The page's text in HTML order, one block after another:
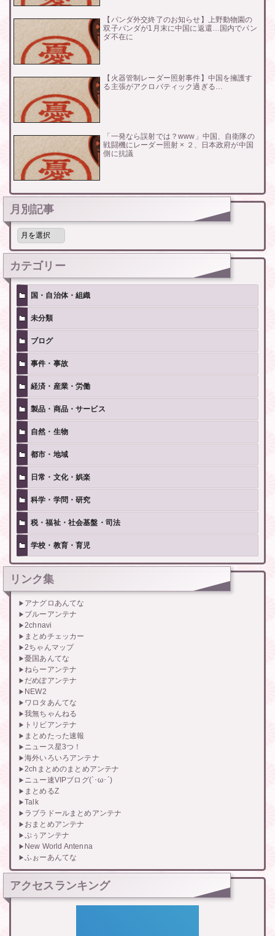
【パンダ外交終了のお知らせ】上野動物園の
双子パンダが1月末に中国に返還…国内でパン
ダ不在に
【火器管制レーダー照射事件】中国を擁護す
る主張がアクロバティック過ぎる…
「一発なら誤射では？www」中国、自衛隊の
戦闘機にレーダー照射 × ２、日本政府が中国
側に抗議
月別記事
月
記
事
カテゴリー
国・自治体・組織
未分類
ブログ
事件・事故
経済・産業・労働
製品・商品・サービス
自然・生物
都市・地域
日常・文化・娯楽
科学・学問・研究
税・福祉・社会基盤・司法
学校・教育・育児
リンク集
アナグロあんてな
ブルーアンテナ
2chnavi
まとめチェッカー
2ちゃんマップ
憂国あんてな
ねらーアンテナ
だめぽアンテナ
NEW2
ワロタあんてな
我無ちゃんねる
トリビアンテナ
まとめたった速報
ニュース星3つ！
海外いろいろアンテナ
2chまとめのまとめアンテナ
ニュー速VIPブログ(`･ω･´)
まとめるZ
Talk
ラブラドールまとめアンテナ
おまとめアンテナ
ぷぅアンテナ
New World Antenna
ふぉーあんてな
アクセスランキング